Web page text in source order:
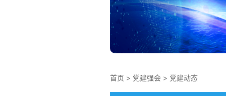
首页 > 党建强会 > 党建动态